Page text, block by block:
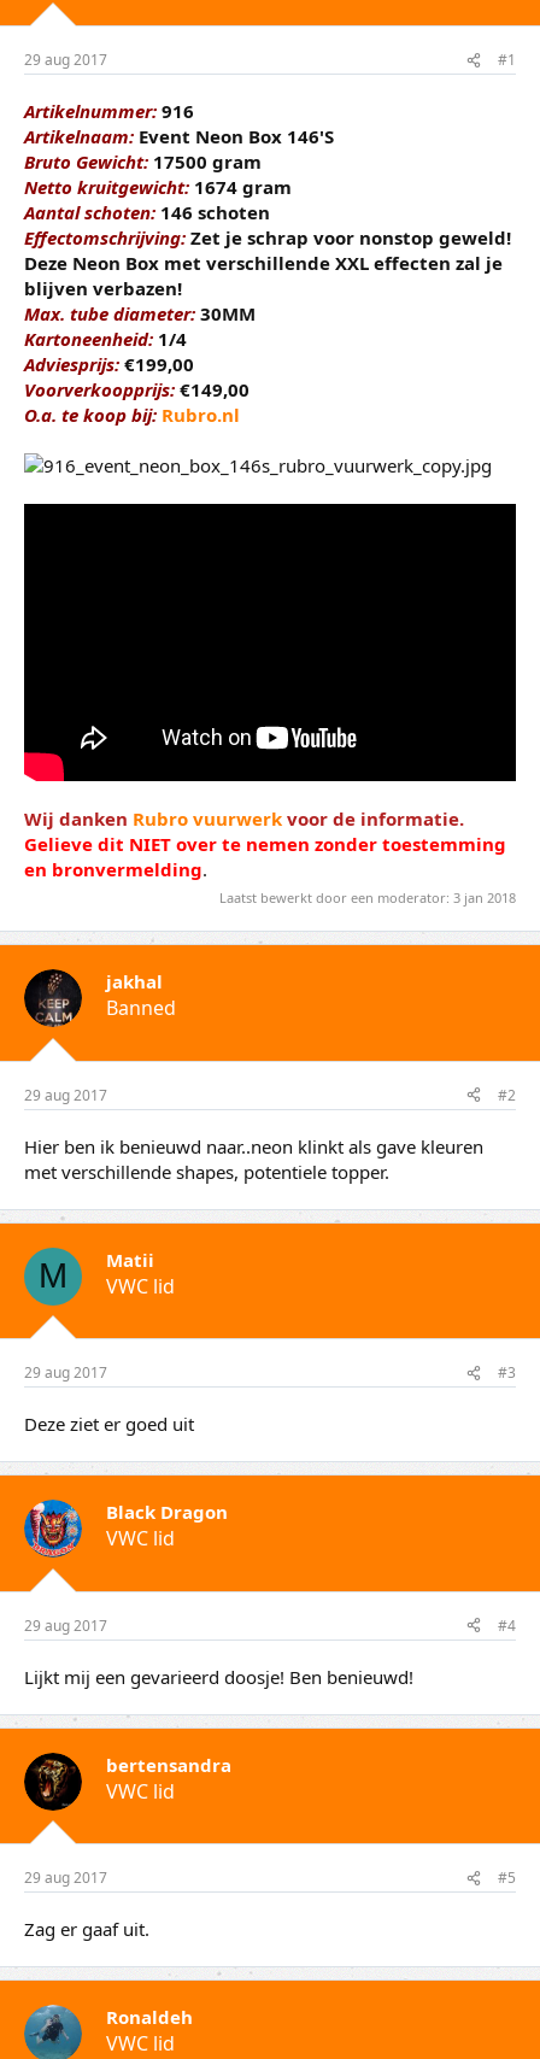
t
r
m
29 aug 2017 #1
Artikelnummer: 916
Artikelnaam: Event Neon Box 146'S
Bruto Gewicht: 17500 gram
Netto kruitgewicht: 1674 gram
Aantal schoten: 146 schoten
Effectomschrijving: Zet je schrap voor nonstop geweld!
Deze Neon Box met verschillende XXL effecten zal je
blijven verbazen!
Max. tube diameter: 30MM
Kartoneenheid: 1/4
Adviesprijs: €199,00
Voorverkoopprijs: €149,00
O.a. te koop bij: Rubro.nl
Wij danken Rubro vuurwerk voor de informatie.
Gelieve dit NIET over te nemen zonder toestemming
en bronvermelding.
Laatst bewerkt door een moderator: 3 jan 2018
jakhal
Banned
29 aug 2017 #2
Hier ben ik benieuwd naar..neon klinkt als gave kleuren
met verschillende shapes, potentiele topper.
M Matii
VWC lid
29 aug 2017 #3
Deze ziet er goed uit
Black Dragon
VWC lid
29 aug 2017 #4
Lijkt mij een gevarieerd doosje! Ben benieuwd!
bertensandra
VWC lid
29 aug 2017 #5
Zag er gaaf uit.
Ronaldeh
VWC lid